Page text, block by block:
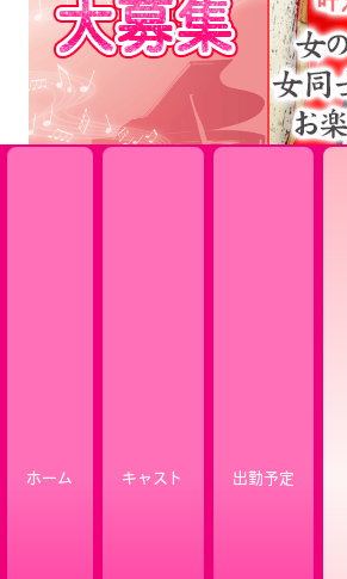
ホーム キャスト 出勤予定